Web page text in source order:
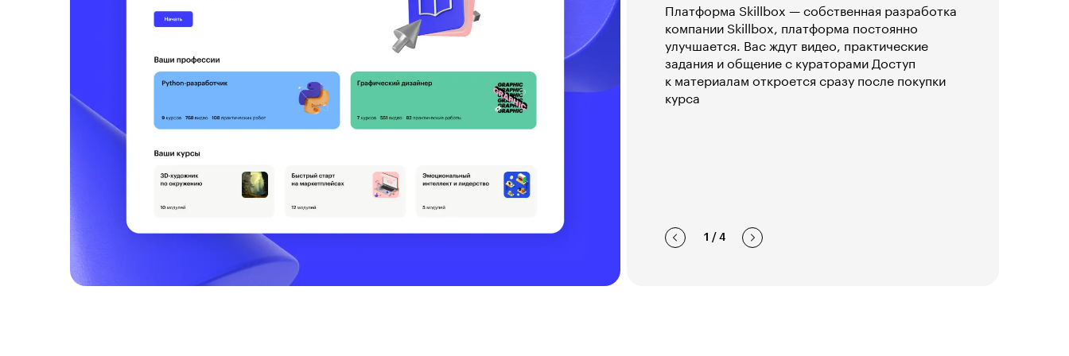
1 / 4
Платформа Skillbox — собственная разработка
компании Skillbox, платформа постоянно
улучшается. Вас ждут видео, практические
задания и общение с кураторами Доступ
к материалам откроется сразу после покупки
курса